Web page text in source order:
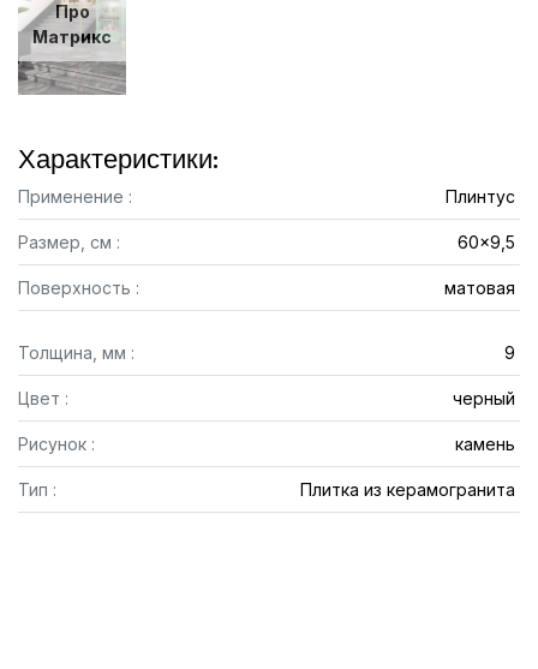
Про
Матрикс
Характеристики:
Применение : Плинтус
Размер, см : 60x9,5
Поверхность : матовая
Толщина, мм : 9
Цвет : черный
Рисунок : камень
Тип : Плитка из керамогранита